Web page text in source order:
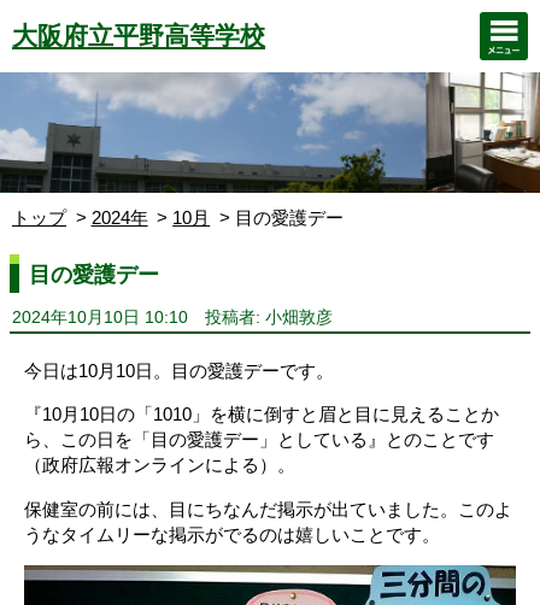
大阪府立平野高等学校
トップ 2024年 10月 目の愛護デー
目の愛護デー
2024年10月10日 10:10 投稿者: 小畑敦彦
今日は10月10日。目の愛護デーです。
『10月10日の「1010」を横に倒すと眉と目に見えることか
ら、この日を「目の愛護デー」としている』とのことです
（政府広報オンラインによる）。
保健室の前には、目にちなんだ掲示が出ていました。このよ
うなタイムリーな掲示がでるのは嬉しいことです。